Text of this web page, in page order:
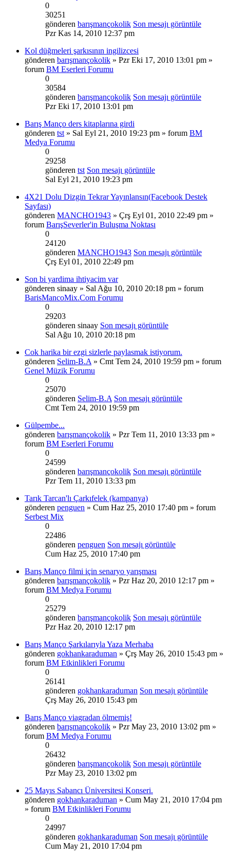
0
30251
gönderen barışmançokolik Son mesajı görüntüle
Pzr Kas 14, 2010 12:37 pm
Kol düğmeleri şarkısının ingilizcesi
gönderen barışmançokolik » Pzr Eki 17, 2010 13:01 pm »
forum BM Eserleri Forumu
0
30584
gönderen barışmançokolik Son mesajı görüntüle
Pzr Eki 17, 2010 13:01 pm
Barış Manço ders kitaplarına girdi
gönderen tst » Sal Eyl 21, 2010 19:23 pm » forum BM
Medya Forumu
0
29258
gönderen tst Son mesajı görüntüle
Sal Eyl 21, 2010 19:23 pm
4X21 Dolu Dizgin Tekrar Yayınlansın(Facebook Destek
Sayfası)
gönderen MANCHO1943 » Çrş Eyl 01, 2010 22:49 pm »
forum BarışSeverler'in Buluşma Noktası
0
24120
gönderen MANCHO1943 Son mesajı görüntüle
Çrş Eyl 01, 2010 22:49 pm
Son bi yardima ihtiyacim var
gönderen sinaay » Sal Ağu 10, 2010 20:18 pm » forum
BarisMancoMix.Com Forumu
0
29203
gönderen sinaay Son mesajı görüntüle
Sal Ağu 10, 2010 20:18 pm
Cok harika bir ezgi sizlerle paylasmak istiyorum.
gönderen Selim-B.A » Cmt Tem 24, 2010 19:59 pm » forum
Genel Müzik Forumu
0
25070
gönderen Selim-B.A Son mesajı görüntüle
Cmt Tem 24, 2010 19:59 pm
Gülpembe...
gönderen barışmançokolik » Pzr Tem 11, 2010 13:33 pm »
forum BM Eserleri Forumu
0
24599
gönderen barışmançokolik Son mesajı görüntüle
Pzr Tem 11, 2010 13:33 pm
Tarık Tarcan'lı Çarkıfelek (kampanya)
gönderen penguen » Cum Haz 25, 2010 17:40 pm » forum
Serbest Mix
0
22486
gönderen penguen Son mesajı görüntüle
Cum Haz 25, 2010 17:40 pm
Barış Manço filmi için senaryo yarışması
gönderen barışmançokolik » Pzr Haz 20, 2010 12:17 pm »
forum BM Medya Forumu
0
25279
gönderen barışmançokolik Son mesajı görüntüle
Pzr Haz 20, 2010 12:17 pm
Barış Manço Şarkılarıyla Yaza Merhaba
gönderen gokhankaraduman » Çrş May 26, 2010 15:43 pm »
forum BM Etkinlikleri Forumu
0
26141
gönderen gokhankaraduman Son mesajı görüntüle
Çrş May 26, 2010 15:43 pm
Barış Manço viagradan ölmemiş!
gönderen barışmançokolik » Pzr May 23, 2010 13:02 pm »
forum BM Medya Forumu
0
26432
gönderen barışmançokolik Son mesajı görüntüle
Pzr May 23, 2010 13:02 pm
25 Mayıs Sabancı Üniversitesi Konseri.
gönderen gokhankaraduman » Cum May 21, 2010 17:04 pm
» forum BM Etkinlikleri Forumu
0
24997
gönderen gokhankaraduman Son mesajı görüntüle
Cum May 21, 2010 17:04 pm